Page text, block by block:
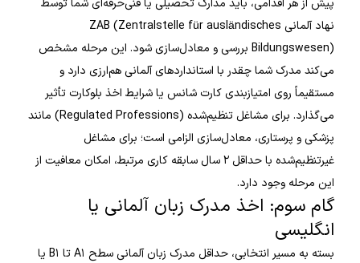
پیش از هر اقدامی، باید مدارک تحصیلی یا فنی‌حرفه‌ای شما توسط
نهاد آلمانی ZAB (Zentralstelle für ausländisches
Bildungswesen) بررسی و معادل‌سازی شود. این مرحله مشخص
می‌کند مدرک شما چقدر با استانداردهای آلمانی هم‌ارزی دارد و
مستقیماً روی امتیازبندی کارت شانس یا شرایط اخذ بلوکارت تأثیر
می‌گذارد. برای مشاغل تنظیم‌شده (Regulated Professions) مانند
پزشکی و پرستاری، معادل‌سازی الزامی است؛ برای مشاغل
غیرتنظیم‌شده با حداقل ۲ سال سابقه کاری مرتبط، امکان معافیت از
این مرحله وجود دارد.
گام سوم: اخذ مدرک زبان آلمانی یا
انگلیسی
بسته به مسیر انتخابی، حداقل مدرک زبان آلمانی سطح A۱ تا B۱ یا